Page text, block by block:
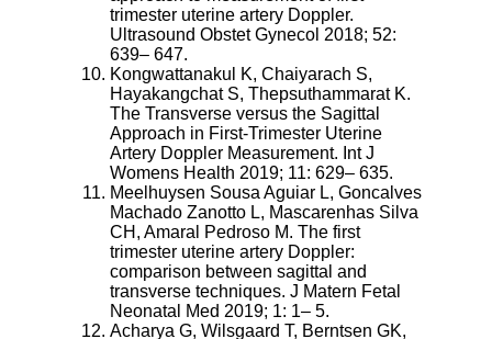
trimester uterine artery Doppler.
Ultrasound Obstet Gynecol 2018; 52:
639– 647.
Kongwattanakul K, Chaiyarach S,
Hayakangchat S, Thepsuthammarat K.
The Transverse versus the Sagittal
Approach in First-Trimester Uterine
Artery Doppler Measurement. Int J
Womens Health 2019; 11: 629– 635.
Meelhuysen Sousa Aguiar L, Goncalves
Machado Zanotto L, Mascarenhas Silva
CH, Amaral Pedroso M. The first
trimester uterine artery Doppler:
comparison between sagittal and
transverse techniques. J Matern Fetal
Neonatal Med 2019; 1: 1– 5.
Acharya G, Wilsgaard T, Berntsen GK,